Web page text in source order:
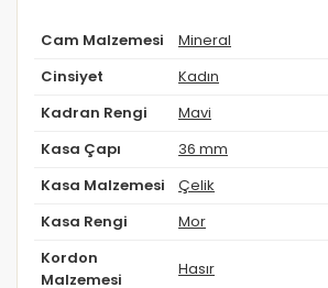
Cam Malzemesi Mineral
Cinsiyet Kadın
Kadran Rengi Mavi
Kasa Çapı 36 mm
Kasa Malzemesi Çelik
Kasa Rengi Mor
Kordon
Malzemesi
Hasır